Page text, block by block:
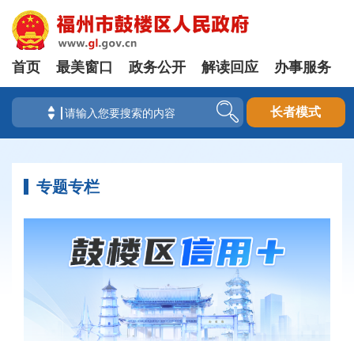
首页 最美窗口 政务公开 解读回应 办事服务
长者模式
专题专栏